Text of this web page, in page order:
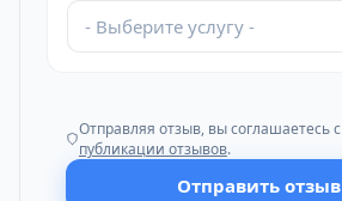
- Выберите услугу -
Отправляя отзыв, вы соглашаетесь с
публикации отзывов.
Отправить отзыв